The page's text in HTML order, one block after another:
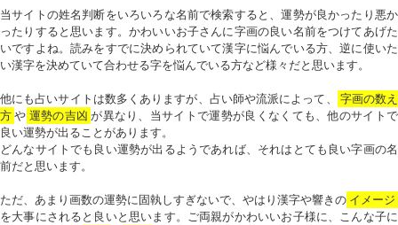
当サイトの姓名判断をいろいろな名前で検索すると、運勢が良かったり悪か
ったりすると思います。かわいいお子さんに字画の良い名前をつけてあげた
いですよね。読みをすでに決められていて漢字に悩んでいる方、逆に使いた
い漢字を決めていて合わせる字を悩んでいる方など様々だと思います。
他にも占いサイトは数多くありますが、占い師や流派によって、
字画の数え
方 や 運勢の吉凶 が異なり、当サイトで運勢が良くなくても、他のサイトで
良い運勢が出ることがあります。
どんなサイトでも良い運勢が出るようであれば、それはとても良い字画の名
前だと思います。
ただ、あまり画数の運勢に固執しすぎないで、やはり漢字や響きの イメージ
を大事にされると良いと思います。ご両親がかわいいお子様に、こんな子に